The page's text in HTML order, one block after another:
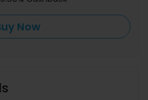
Now